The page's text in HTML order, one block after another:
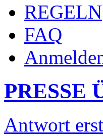
REGELN
FAQ
PRESSE
Antwort